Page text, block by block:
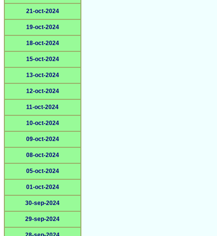
21-oct-2024
19-oct-2024
18-oct-2024
15-oct-2024
13-oct-2024
12-oct-2024
11-oct-2024
10-oct-2024
09-oct-2024
08-oct-2024
05-oct-2024
01-oct-2024
30-sep-2024
29-sep-2024